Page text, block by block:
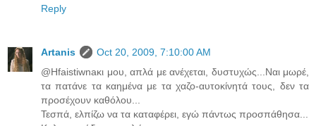
Reply
Artanis
Oct 20, 2009, 7:10:00 AM
@Hfaistiwnaκι μου, απλά με ανέχεται, δυστυχώς...Ναι μωρέ,
τα πατάνε τα καημένα με τα χαζο-αυτοκίνητά τους, δεν τα
προσέχουν καθόλου...
Τεσπά, ελπίζω να τα καταφέρει, εγώ πάντως προσπάθησα...